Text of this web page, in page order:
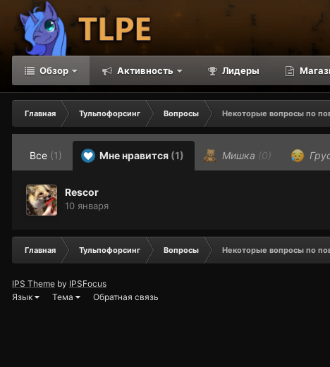
Обзор Активность Лидеры
Главная Тульпофорсинг Вопросы Некоторые вопросы по
Все (1) Мне нравится (1) Мишка (0)
Rescor
10 января
Главная Тульпофорсинг Вопросы Некоторые вопросы по
IPS Theme by IPSFocus
Язык
Тема Обратная связь